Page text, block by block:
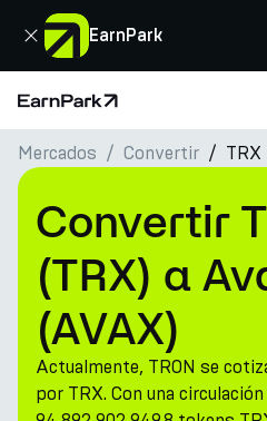
EarnPark
Cerrar
Página de inicio
Productos
Mercados
Calculadoras
PARK Token
Recursos
Compañía
Mercados Convertir
Convertir
(TRX) a
(AVAX)
Actualmente, TRON se
por TRX. Con una